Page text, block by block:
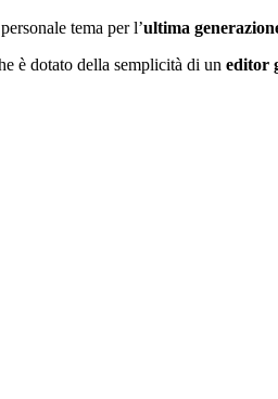
tema per l’ultima
è dotato della semplicità di un editor